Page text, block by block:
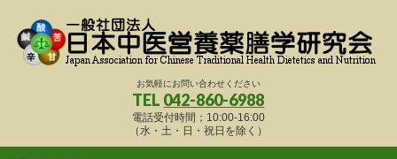
お気軽にお問い合わせください
TEL 042-860-6988
電話受付時間；10:00-16:00
（水・土・日・祝日を除く）